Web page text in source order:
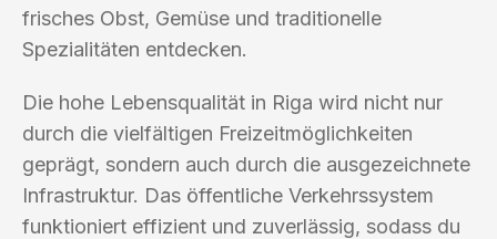
frisches Obst, Gemüse und traditionelle
Spezialitäten entdecken.
Die hohe Lebensqualität in Riga wird nicht nur
durch die vielfältigen Freizeitmöglichkeiten
geprägt, sondern auch durch die ausgezeichnete
Infrastruktur. Das öffentliche Verkehrssystem
funktioniert effizient und zuverlässig, sodass du